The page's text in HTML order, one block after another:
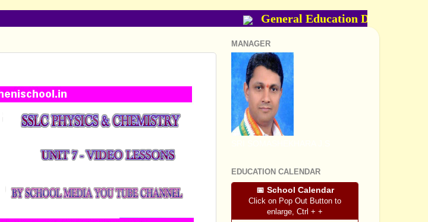
General Education
MANAGER
EDUCATION CALENDAR
📅 School Calendar
Click on Pop Out Button to
enlarge, Ctrl + +